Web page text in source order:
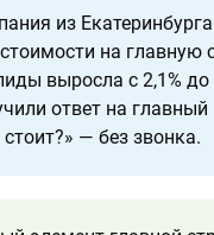
из
на главную
выросла с 2,1% до
ответ на главный
— без звонка.